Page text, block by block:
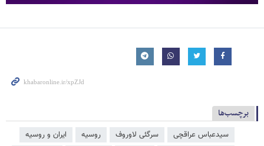
برچسب‌ها
سیدعباس عراقچی سرگئی لاوروف روسیه
ایران و روسیه